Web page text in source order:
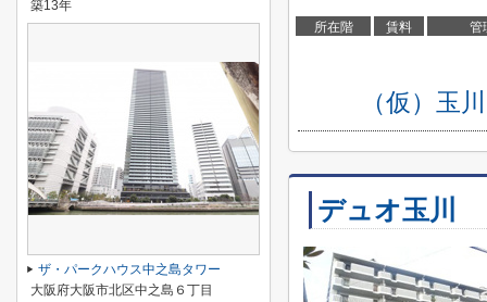
所在階 賃料 管
（仮）玉
デュオ玉川
築13年
ザ・パークハウス中之島タワー
大阪府大阪市北区中之島６丁目